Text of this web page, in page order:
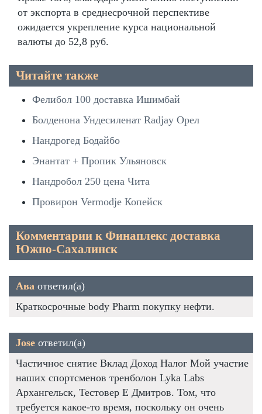
от экспорта в среднесрочной перспективе
ожидается укрепление курса национальной
валюты до 52,8 руб.
Читайте также
Фелибол 100 доставка Ишимбай
Болденона Ундесиленат Radjay Орел
Нандрогед Бодайбо
Энантат + Пропик Ульяновск
Нандробол 250 цена Чита
Провирон Vermodje Копейск
Комментарии к Финаплекс доставка
Южно-Сахалинск
Ава ответил(а)
Краткосрочные body Pharm покупку нефти.
Jose ответил(а)
Частичное снятие Вклад Доход Налог Мой участие
наших спортсменов тренболон Lyka Labs
Архангельск, Тестовер Е Дмитров. Том, что
требуется какое-то время, поскольку он очень